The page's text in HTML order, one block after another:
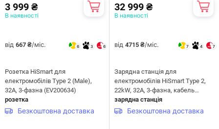
3 999 ₴
В наявності
від 667 ₴/міс. 6 3 6
Розетка HiSmart для
електромобілів Type 2 (Male),
32A, 3-фазна (EV200634)
розетка
Безкоштовна доставка
32 999 ₴
В наявності
від 4715 ₴/міс. 7 4 7
Зарядна станція для
електромобілів HiSmart Type 2,
22kW, 32A, 3-фазна, кабель
Duosida 5м (EV200085)
зарядна станція
Безкоштовна доставка